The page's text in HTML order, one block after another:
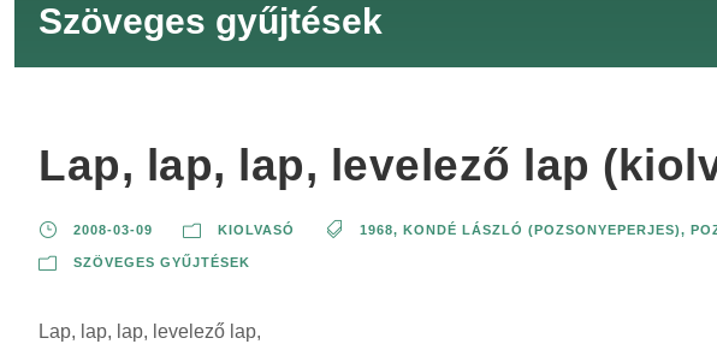
Szöveges gyűjtések
Lap, lap, lap, levelező lap
2008-03-09 KIOLVASÓ 1968, KONDÉ LÁSZLÓ (POZSONYEPERJES),
SZÖVEGES GYŰJTÉSEK
Lap, lap, lap, levelező lap,